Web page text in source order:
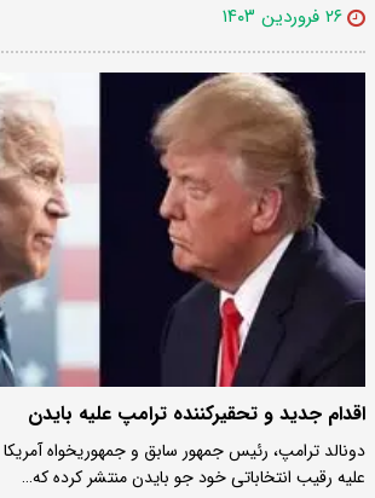
۲۶ فروردین ۱۴۰۳
اقدام جدید و تحقیرکننده ترامپ علیه بایدن
دونالد ترامپ، رئیس جمهور سابق و جمهوریخواه
علیه رقیب انتخاباتی خود جو بایدن منتشر کرده که…